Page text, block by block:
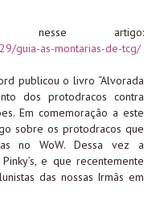
nesse artigo:
guia-as-montarias-de-tcg/
publicou o livro “Alvorada
dos protodracos contra
Em comemoração a este
sobre os protodracos que
no WoW. Dessa vez a
e que recentemente
das nossas Irmãs em